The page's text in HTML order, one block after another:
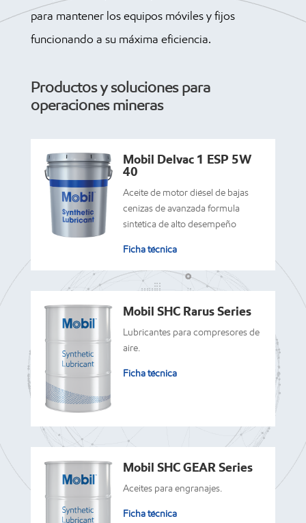
para mantener los equipos móviles y fijos
funcionando a su máxima eficiencia.
Productos y soluciones para
operaciones mineras
Mobil Delvac 1 ESP 5W
40
Aceite de motor diésel de bajas
cenizas de avanzada formula
sintética de alto desempeño
Ficha técnica
Mobil SHC Rarus Series
Lubricantes para compresores de
aire.
Ficha técnica
Mobil SHC GEAR Series
Aceites para engranajes.
Ficha técnica